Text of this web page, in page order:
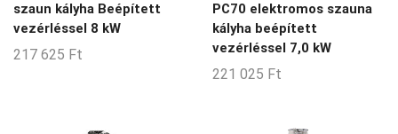
szaun kályha Beépített
vezérléssel 8 kW
217 625 Ft
PC70 elektromos szauna
kályha beépített
vezérléssel 7,0 kW
221 025 Ft